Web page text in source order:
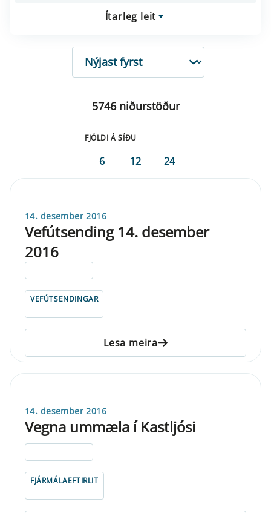
Ítarleg leit
RÖÐUN
5746 niðurstöður
FJÖLDI Á SÍÐU
6 12 24
14. desember 2016
Vefútsending 14. desember
2016
VEFÚTSENDINGAR
Lesa meira
14. desember 2016
Vegna ummæla í Kastljósi
FJÁRMÁLAEFTIRLIT